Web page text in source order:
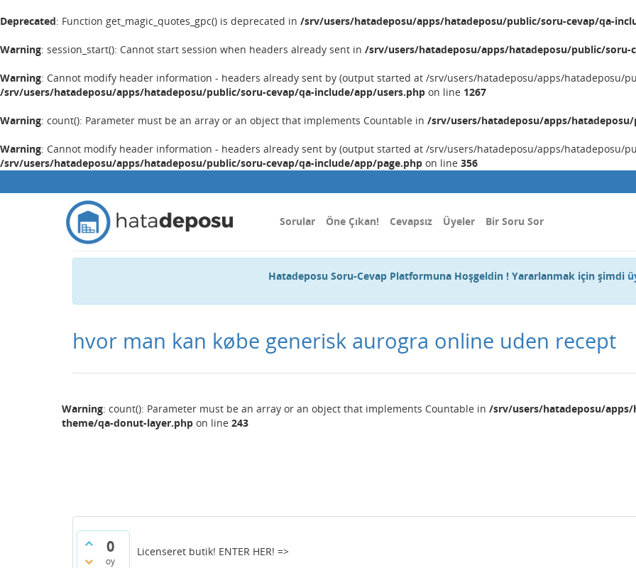
Deprecated: Function get_magic_quotes_gpc() is deprecated in /srv/users/hatadeposu/apps/hatadeposu/public/soru-cevap/qa-
Warning: session_start(): Cannot start session when headers already sent in /srv/users/hatadeposu/apps/hatadeposu/public/soru-
Warning: Cannot modify header information - headers already sent by (output started at /srv/users/hatadeposu/apps/hatadeposu/
/srv/users/hatadeposu/apps/hatadeposu/public/soru-cevap/qa-include/app/users.php on line 1267
Warning: count(): Parameter must be an array or an object that implements Countable in /srv/users/hatadeposu/apps/
Warning: Cannot modify header information - headers already sent by (output started at /srv/users/hatadeposu/apps/hatadeposu/
/srv/users/hatadeposu/apps/hatadeposu/public/soru-cevap/qa-include/app/page.php on line 356
Sorular Öne Çıkan! Cevapsız Üyeler Bir Soru Sor
Hatadeposu Soru-Cevap Platformuna Hoşgeldin ! Yararlanmak için şimdi
hvor man kan købe generisk aurogra online uden recept
Warning: count(): Parameter must be an array or an object that implements Countable in /srv/users/hatadeposu/
theme/qa-donut-layer.php on line 243
0
oy
Licenseret butik! ENTER HER! =>